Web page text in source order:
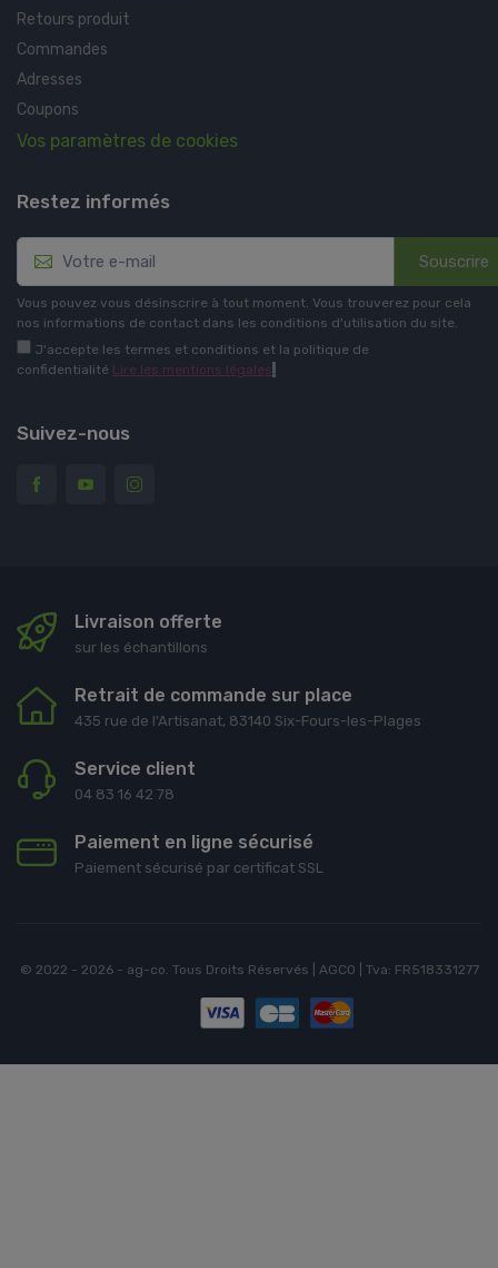
Retours produit
Commandes
Adresses
Coupons
Vos paramètres de cookies
Restez informés
Souscrire
Vous pouvez vous désinscrire à tout moment. Vous trouverez pour cela
nos informations de contact dans les conditions d'utilisation du site.
J'accepte les termes et conditions et la politique de
confidentialité Lire les mentions légales.
Suivez-nous
Livraison offerte
sur les échantillons
Retrait de commande sur place
435 rue de l'Artisanat, 83140 Six-Fours-les-Plages
Service client
04 83 16 42 78
Paiement en ligne sécurisé
Paiement sécurisé par certificat SSL
© 2022 - 2026 - ag-co. Tous Droits Réservés | AGCO | Tva: FR518331277